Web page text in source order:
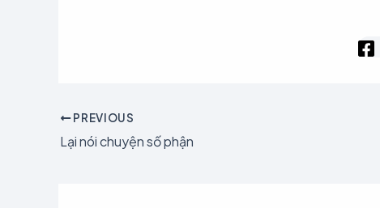
PREVIOUS
Lại nói chuyện số phận